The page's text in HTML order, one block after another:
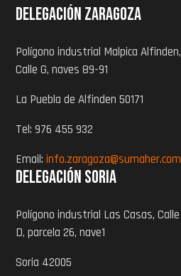
Delegación zaragoza
Polígono industrial Malpica Alfinden,
Calle G, naves 89-91
La Puebla de Alfinden 50171
Tel: 976 455 932
Email:info.zaragoza@sumaher.com
Delegación Soria
Polígono industrial Las Casas, Calle
D, parcela 26, nave1
Soria 42005